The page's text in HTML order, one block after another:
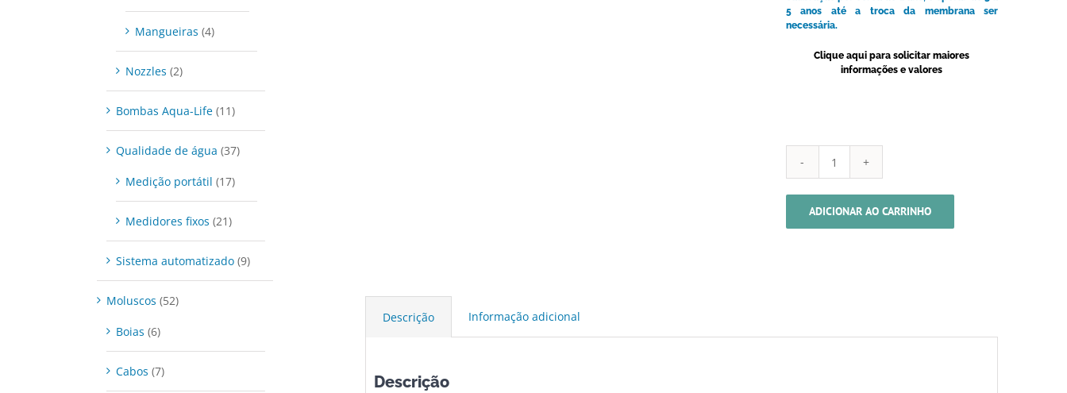
5 anos até a troca da membrana ser
necessária.
Clique aqui para solicitar maiores
informações e valores
OxyGuard®
para
ADICIONAR AO CARRINHO
Descrição Informação adicional
Descrição
Mangueiras (4)
Nozzles (2)
Bombas Aqua-Life (11)
Qualidade de água (37)
Medição portátil (17)
Medidores fixos (21)
Sistema automatizado (9)
Moluscos (52)
Boias (6)
Cabos (7)